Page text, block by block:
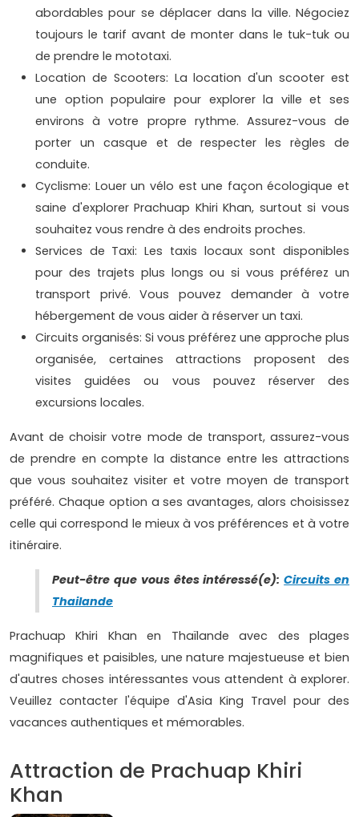
abordables pour se déplacer dans la ville. Négociez
toujours le tarif avant de monter dans le tuk-tuk ou
de prendre le mototaxi.
Location de Scooters: La location d'un scooter est
une option populaire pour explorer la ville et ses
environs à votre propre rythme. Assurez-vous de
porter un casque et de respecter les règles de
conduite.
Cyclisme: Louer un vélo est une façon écologique et
saine d'explorer Prachuap Khiri Khan, surtout si vous
souhaitez vous rendre à des endroits proches.
Services de Taxi: Les taxis locaux sont disponibles
pour des trajets plus longs ou si vous préférez un
transport privé. Vous pouvez demander à votre
hébergement de vous aider à réserver un taxi.
Circuits organisés: Si vous préférez une approche plus
organisée, certaines attractions proposent des
visites guidées ou vous pouvez réserver des
excursions locales.
Avant de choisir votre mode de transport, assurez-vous
de prendre en compte la distance entre les attractions
que vous souhaitez visiter et votre moyen de transport
préféré. Chaque option a ses avantages, alors choisissez
celle qui correspond le mieux à vos préférences et à votre
itinéraire.
Peut-être que vous êtes intéressé(e):Circuits en
Thailande
Prachuap Khiri Khan en Thaïlande avec des plages
magnifiques et paisibles, une nature majestueuse et bien
d'autres choses intéressantes vous attendent à explorer.
Veuillez contacter l'équipe d'Asia King Travel pour des
vacances authentiques et mémorables.
Attraction de Prachuap Khiri
Khan